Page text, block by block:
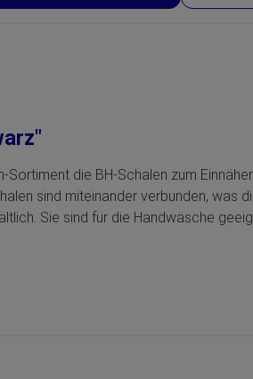
die BH‑Schalen zum
sind miteinander verbunden, was
Sie sind für die Handwäsche